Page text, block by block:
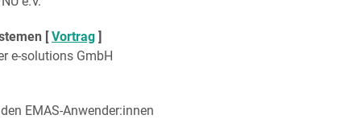
[Vortrag ]
e-solutions GmbH
EMAS-Anwender:innen